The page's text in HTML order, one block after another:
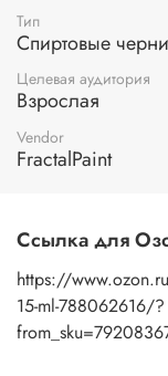
Тип
Спиртовые
Целевая аудитория
Взрослая
Vendor
FractalPaint
Ссылка для
https://
15-ml-788062616/?